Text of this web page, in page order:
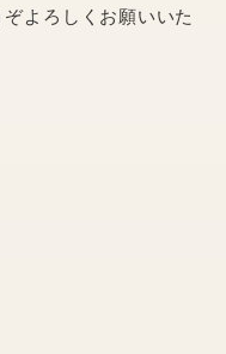
よろしくお願いいた